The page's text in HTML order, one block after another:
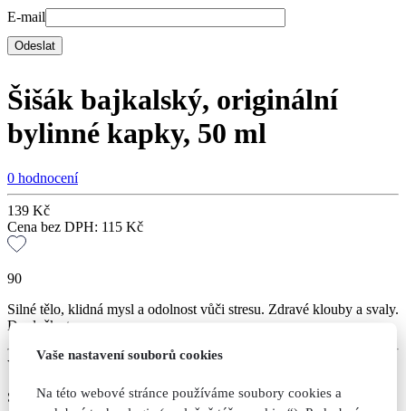
E-mail
Šišák bajkalský, originální
bylinné kapky, 50 ml
0 hodnocení
139 Kč
Cena bez DPH: 115 Kč
90
Silné tělo, klidná mysl a odolnost vůči stresu. Zdravé klouby a svaly.
Doplněk stravy.
Varianty
Skladem
Vaše nastavení souborů cookies
Na této webové stránce používáme soubory cookies a